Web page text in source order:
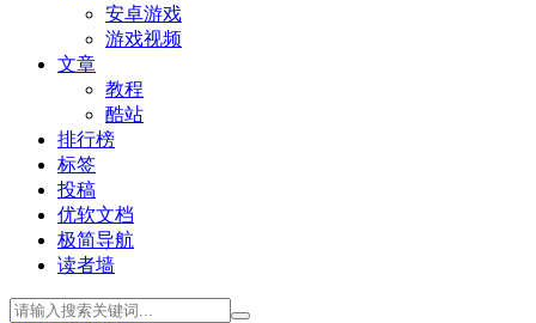
安卓游戏
游戏视频
文章
教程
酷站
排行榜
标签
投稿
优软文档
极简导航
读者墙